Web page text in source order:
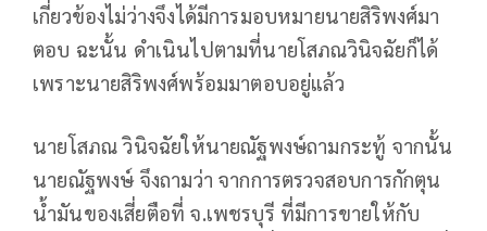
เกี่ยวข้องไม่ว่างจึงได้มีการมอบหมายนายสิริพงศ์มา
ตอบ ฉะนั้น ดำเนินไปตามที่นายโสภณวินิจฉัยก็ได้
เพราะนายสิริพงศ์พร้อมมาตอบอยู่แล้ว
นายโสภณ วินิจฉัยให้นายณัฐพงษ์ถามกระทู้ จากนั้น
นายณัฐพงษ์ จึงถามว่า จากการตรวจสอบการกักตุน
น้ำมันของเสี่ยตือที่ จ.เพชรบุรี ที่มีการขายให้กับ